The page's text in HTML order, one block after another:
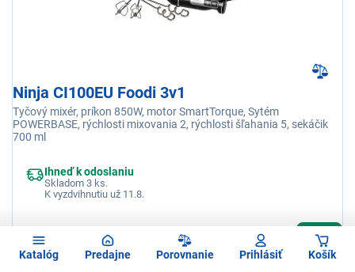
Katalóg Predajne Porovnanie Prihlásiť Košík
Ninja CI100EU Foodi 3v1
Tyčový mixér, príkon 850W, motor SmartTorque, Sytém
POWERBASE, rýchlosti mixovania 2, rýchlosti šľahania 5, sekáčik
700 ml
Ihneď k odoslaniu
Skladom 3 ks.
K vyzdvihnutiu už 11.8.
128,99 €